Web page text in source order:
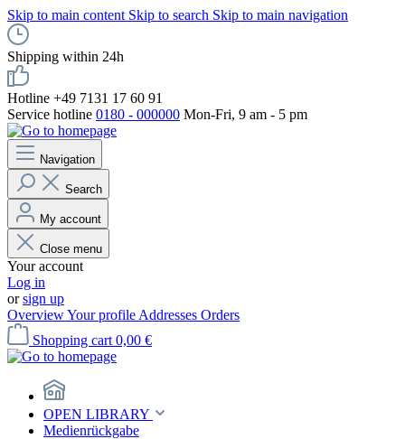
Skip to main content Skip to search Skip to main navigation
Shipping within 24h
Hotline +49 7131 17 60 91
Service hotline 0180 - 000000 Mon-Fri, 9 am - 5 pm
Navigation
Search
My account
Close menu
Your account
Log in
orsign up
OverviewYour profile Addresses Orders
Shopping cart 0,00 €
OPEN LIBRARY
Medienrückgabe